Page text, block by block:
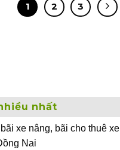
1 2 3
nhất
xe nâng, bãi cho thuê
Nai